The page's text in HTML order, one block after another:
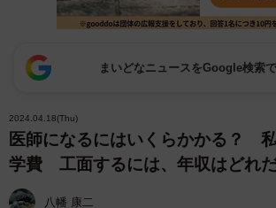
まいどなニュースをGoogle検索
2024.04.18(Thu)
医師になるにはいくらかかる？
学費 工面するには、年収はどれ
八幡 康二